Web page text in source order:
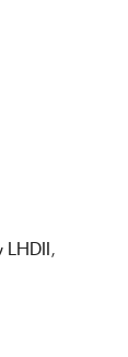
LHDII,